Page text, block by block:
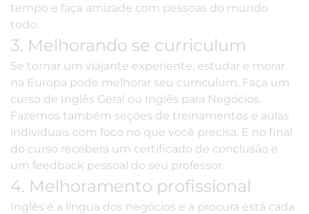
tempo e faça amizade com pessoas do mundo
todo.
3. Melhorando se curriculum
Se tornar um viajante experiente, estudar e morar
na Europa pode melhorar seu curriculum. Faça um
curso de Inglês Geral ou Inglês para Negócios.
Fazemos também seções de treinamentos e aulas
individuais com foco no que você precisa. E no final
do curso receberá um certificado de conclusão e
um feedback pessoal do seu professor.
4. Melhoramento profissional
Inglês é a língua dos negócios e a procura está cada